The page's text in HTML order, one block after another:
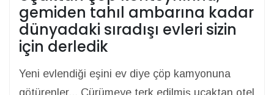
gemiden tahıl ambarına kadar
dünyadaki sıradışı evleri sizin
için derledik
Yeni evlendiği eşini ev diye çöp kamyonuna
götürenler... Çürümeye terk edilmiş uçaktan otel